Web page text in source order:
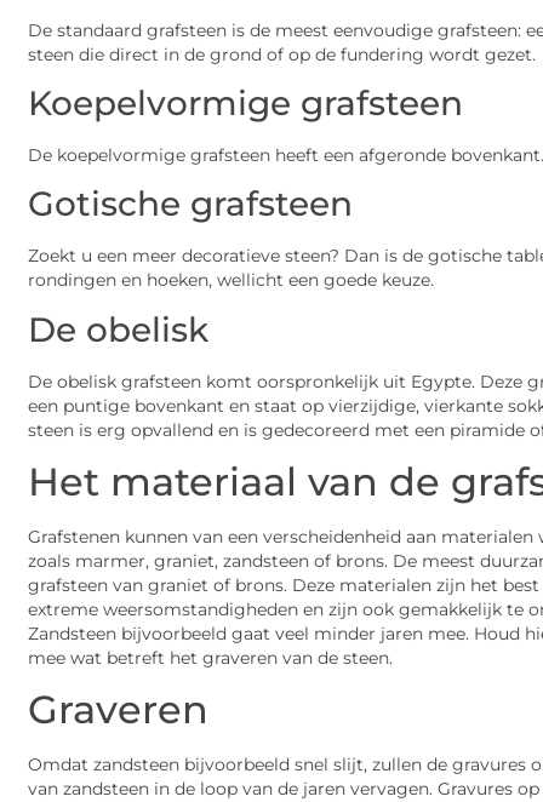
De standaard grafsteen is de meest eenvoudige grafsteen:
steen die direct in de grond of op de fundering wordt gezet.
Koepelvormige grafsteen
De koepelvormige grafsteen heeft een afgeronde
Gotische grafsteen
Zoekt u een meer decoratieve steen? Dan is de gotische
rondingen en hoeken, wellicht een goede keuze.
De obelisk
De obelisk grafsteen komt oorspronkelijk uit Egypte. Deze
een puntige bovenkant en staat op vierzijdige, vierkante
steen is erg opvallend en is gedecoreerd met een piramide
Het materiaal van de
Grafstenen kunnen van een verscheidenheid aan
zoals marmer, graniet, zandsteen of brons. De meest
grafsteen van graniet of brons. Deze materialen zijn het
extreme weersomstandigheden en zijn ook gemakkelijk te
Zandsteen bijvoorbeeld gaat veel minder jaren mee. Houd
mee wat betreft het graveren van de steen.
Graveren
Omdat zandsteen bijvoorbeeld snel slijt, zullen de gravures
van zandsteen in de loop van de jaren vervagen. Gravures